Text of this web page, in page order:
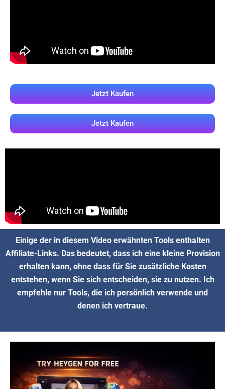
Jetzt Kaufen
Jetzt Kaufen
Einige der in diesem Video erwähnten Tools enthalten
Affiliate-Links. Das bedeutet, dass ich eine kleine Provision
erhalten kann, ohne dass für Sie zusätzliche Kosten
entstehen, wenn Sie sich entscheiden, sie zu nutzen. Ich
empfehle nur Tools, die ich persönlich verwende und
denen ich vertraue.